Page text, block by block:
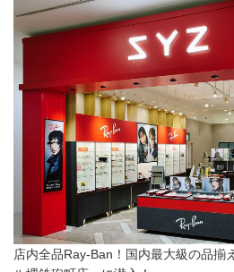
店内全品Ray-Ban！国内最大級の品揃